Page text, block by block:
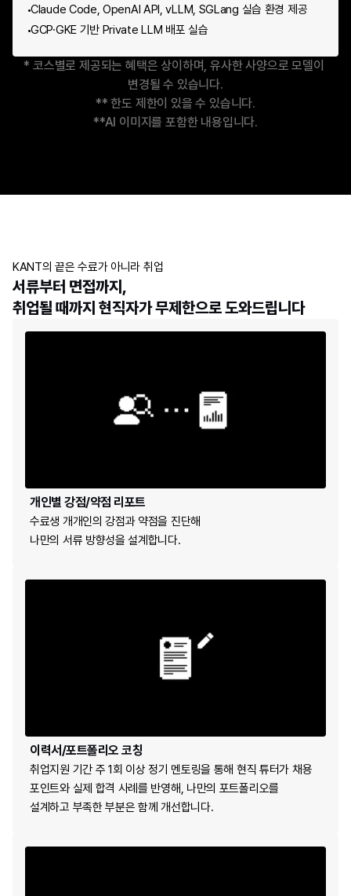
Claude Code, OpenAI API, vLLM, SGLang 실습 환경 제공
GCP·GKE 기반 Private LLM 배포 실습
* 코스별로 제공되는 혜택은 상이하며, 유사한 사양으로 모델이
변경될 수 있습니다.
** 한도 제한이 있을 수 있습니다.
**AI 이미지를 포함한 내용입니다.
KANT의 끝은 수료가 아니라 취업
서류부터 면접까지,
취업될 때까지 현직자가 무제한으로 도와드립니다
개인별 강점/약점 리포트
수료생 개개인의 강점과 약점을 진단해
나만의 서류 방향성을 설계합니다.
이력서/포트폴리오 코칭
취업지원 기간 주 1회 이상 정기 멘토링을 통해 현직 튜터가 채용
포인트와 실제 합격 사례를 반영해, 나만의 포트폴리오를
설계하고 부족한 부분은 함께 개선합니다.